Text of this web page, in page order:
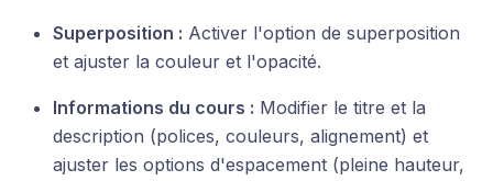
Superposition : Activer l'option de superposition
et ajuster la couleur et l'opacité.
Informations du cours : Modifier le titre et la
description (polices, couleurs, alignement) et
ajuster les options d'espacement (pleine hauteur,